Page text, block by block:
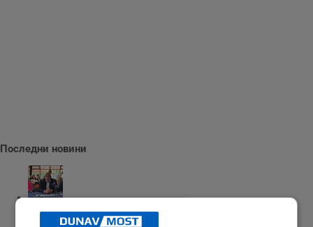
Последни новини
Бойко Борисов: Трябва да развиваме военната си индустрия